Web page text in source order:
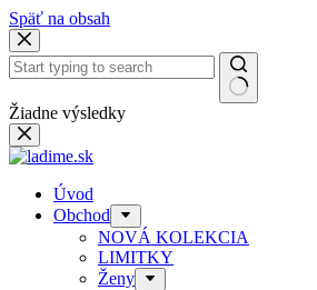
Späť na obsah
Žiadne výsledky
Úvod
Obchod
NOVÁ KOLEKCIA
LIMITKY
Ženy